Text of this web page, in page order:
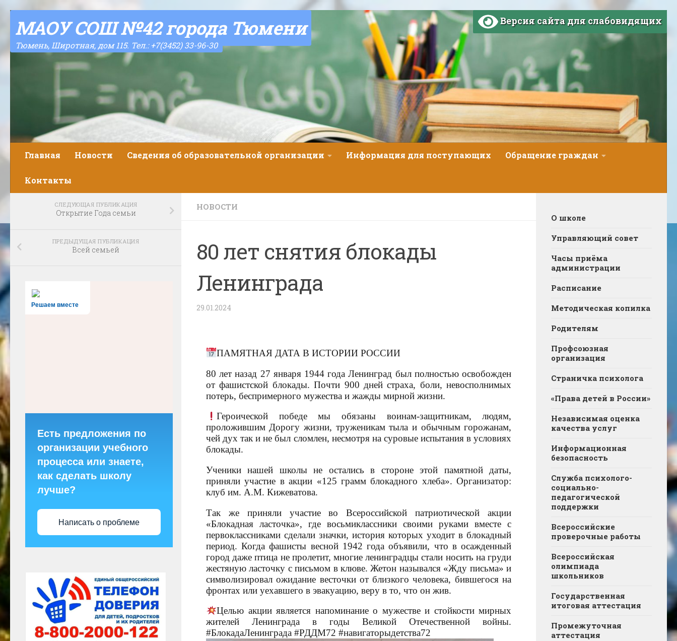
МАОУ СОШ №42 города Тюмени
Тюмень, Широтная, дом 115. Тел.: +7(3452) 33-96-30
Версия сайта для слабовидящих
Главная Новости Сведения об образовательной организации Информация для поступающих Обращение граждан
Контакты
НОВОСТИ
80 лет снятия блокады
Ленинграда
29.01.2024
ПАМЯТНАЯ ДАТА В ИСТОРИИ РОССИИ
80 лет назад 27 января 1944 года Ленинград был полностью освобожден
от фашистской блокады. Почти 900 дней страха, боли, невосполнимых
потерь, беспримерного мужества и жажды мирной жизни.
Героической победе мы обязаны воинам-защитникам, людям,
проложившим Дорогу жизни, труженикам тыла и обычным горожанам,
чей дух так и не был сломлен, несмотря на суровые испытания в условиях
блокады.
Ученики нашей школы не остались в стороне этой памятной даты,
приняли участие в акции «125 грамм блокадного хлеба». Организатор:
клуб им. А.М. Кижеватова.
Так же приняли участие во Всероссийской патриотической акции
«Блокадная ласточка», где восьмиклассники своими руками вместе с
первоклассниками сделали значки, история которых уходит в блокадный
период. Когда фашисты весной 1942 года объявили, что в осажденный
город даже птица не пролетит, многие ленинградцы стали носить на груди
жестяную ласточку с письмом в клюве. Жетон назывался «Жду письма» и
символизировал ожидание весточки от близкого человека, бившегося на
фронтах или уехавшего в эвакуацию, веру в то, что он жив.
Целью акции является напоминание о мужестве и стойкости мирных
жителей Ленинграда в годы Великой Отечественной войны.
#БлокадаЛенинграда #РДДМ72 #навигаторыдетства72
СЛЕДУЮЩАЯ ПУБЛИКАЦИЯ
Открытие Года семьи
ПРЕДЫДУЩАЯ ПУБЛИКАЦИЯ
Всей семьей
Решаем вместе
Есть предложения по
организации учебного
процесса или знаете,
как сделать школу
лучше?
Написать о проблеме
О школе
Управляющий совет
Часы приёма
администрации
Расписание
Методическая копилка
Родителям
Профсоюзная
организация
Страничка психолога
«Права детей в России»
Независимая оценка
качества услуг
Информационная
безопасность
Служба психолого-
социально-
педагогической
поддержки
Всероссийские
проверочные работы
Всероссийская
олимпиада
школьников
Государственная
итоговая аттестация
Промежуточная
аттестация